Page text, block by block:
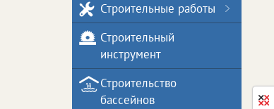
Строительные работы
Строительный
инструмент
Строительство
бассейнов